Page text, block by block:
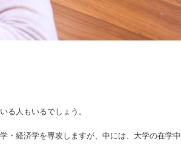
る人もいるでしょう。
・経済学を専攻しますが、中には、大学の在学中